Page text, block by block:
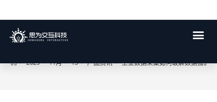
博客
> 2025 > 11月 > 13 > 产品资讯 > 工业数据采集如何破解数据孤岛